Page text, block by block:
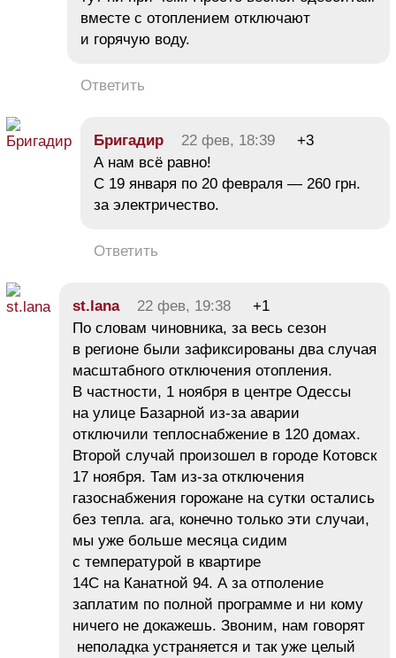
вместе с отоплением отключают
и горячую воду.
Ответить
Бригадир 22 фев, 18:39
+3
А нам всё равно!
С 19 января по 20 февраля — 260 грн.
за электричество.
Ответить
st.lana 22 фев, 19:38
+1
По словам чиновника, за весь сезон
в регионе были зафиксированы два случая
масштабного отключения отопления.
В частности, 1 ноября в центре Одессы
на улице Базарной из-за аварии
отключили теплоснабжение в 120 домах.
Второй случай произошел в городе Котовск
17 ноября. Там из-за отключения
газоснабжения горожане на сутки остались
без тепла. ага, конечно только эти случаи,
мы уже больше месяца сидим
с температурой в квартире
14С на Канатной 94. А за отполение
заплатим по полной программе и ни кому
ничего не докажешь. Звоним, нам говорят
неполадка устраняется и так уже целый